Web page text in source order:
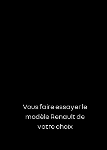
Vous faire essayer le
modèle Renault de
votre choix